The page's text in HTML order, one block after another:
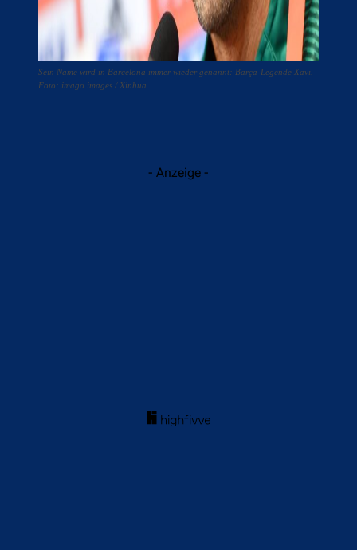
Sein Name wird in Barcelona immer wieder genannt: Barça-Legende Xavi.
Foto: imago images / Xinhua
- Anzeige -